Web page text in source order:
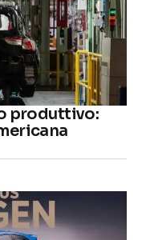
produttivo: